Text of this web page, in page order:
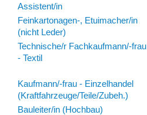
Assistent/in
Feinkartonagen-, Etuimacher/in
(nicht Leder)
Technische/r Fachkaufmann/-frau
- Textil
Kaufmann/-frau - Einzelhandel
(Kraftfahrzeuge/Teile/Zubeh.)
Bauleiter/in (Hochbau)